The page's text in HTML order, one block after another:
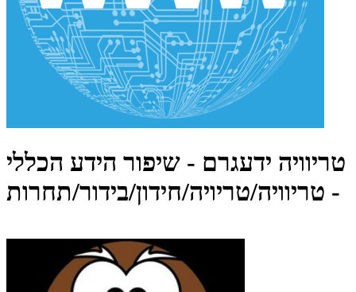
טריוויה ידעגרם - שיפור הידע הכללי
- טריוויה/טריויה/חידון/בידור/תחרות